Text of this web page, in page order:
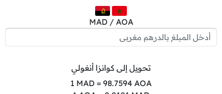
MAD / AOA
تحويل إلى كوانزا أنغولي
1 MAD = 98.7594 AOA